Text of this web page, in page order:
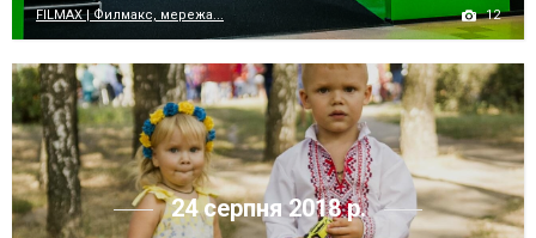
FILMAX | Филмакс, мережа... 12
24 серпня 2018 р.